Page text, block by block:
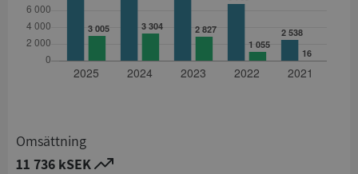
Omsättning
11 736 kSEK